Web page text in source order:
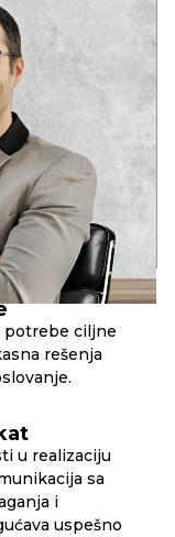
potrebe ciljne
rešenja
u realizaciju
sa
i
uspešno
10+
složenih web-servisa
softvera
IT rešenja u
Analitičko
poslovnih